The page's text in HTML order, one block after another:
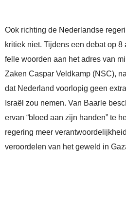
Ook richting de Nederlandse
kritiek niet. Tijdens een debat op
felle woorden aan het adres van
Zaken Caspar Veldkamp (NSC),
dat Nederland voorlopig geen
Israël zou nemen. Van Baarle
ervan “bloed aan zijn handen” te
regering meer
veroordelen van het geweld in